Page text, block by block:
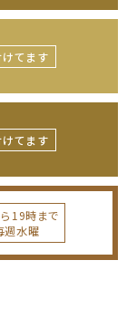
てます
てます
19時まで
週水曜